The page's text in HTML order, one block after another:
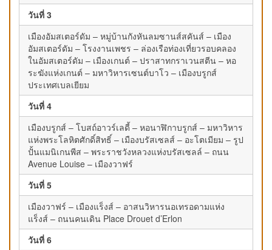
วันที่ 3
เมืองอัมสเตอร์ดัม – หมู่บ้านกังหันลมซานส์สคันส์ – เมือง
อัมสเตอร์ดัม – โรงงานเพชร – ล่องเรือท่องเที่ยวรอบคลอง
ในอัมสเตอร์ดัม – เมืองเกนต์ – ปราสาทกราเวนสตีน – หอ
ระฆังแห่งเกนต์ – มหาวิหารเซนต์บาโว – เมืองบรูกส์
ประเทศเบลเยียม
วันที่ 4
เมืองบรูกส์ – โบสถ์อาวร์เลดี้ – หอนาฬิกาบรูกส์ – มหาวิหาร
แห่งพระโลหิตศักดิ์สิทธิ์ – เมืองบรัสเซลส์ – อะโตเมียม – รูป
ปั้นแมนิเกนพีส – พระราชวังหลวงแห่งบรัสเซลล์ – ถนน
Avenue Louise – เมืองวาฟร์
วันที่ 5
เมืองวาฟร์ – เมืองแร็งส์ – อาสนวิหารนอเทรอดามแห่ง
แร็งส์ – ถนนคนเดิน Place Drouet d’Erlon
วันที่ 6